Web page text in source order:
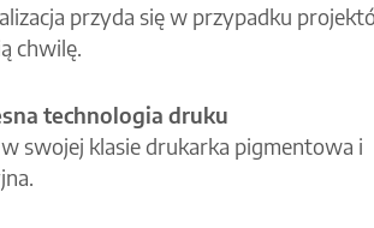
przyda się w przypadku
chwilę.
technologia druku
swojej klasie drukarka pigmentowa i